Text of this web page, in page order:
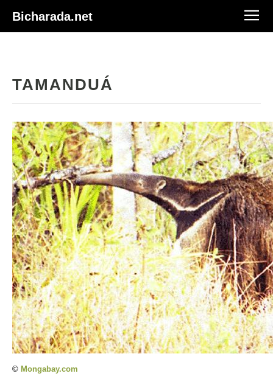
Bicharada.net
TAMANDUÁ
© Mongabay.com